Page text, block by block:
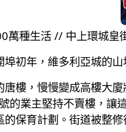
種生活 // 中上環城皇
埠初年，維多利亞城的
唐樓，慢慢變成高樓大
的業主堅持不賣樓，讓
的保育計劃。街道被整